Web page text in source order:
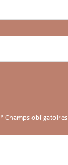
* Champs obligatoires